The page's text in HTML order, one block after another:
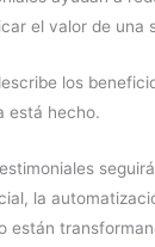
el valor de una
los
está hecho.
la
están